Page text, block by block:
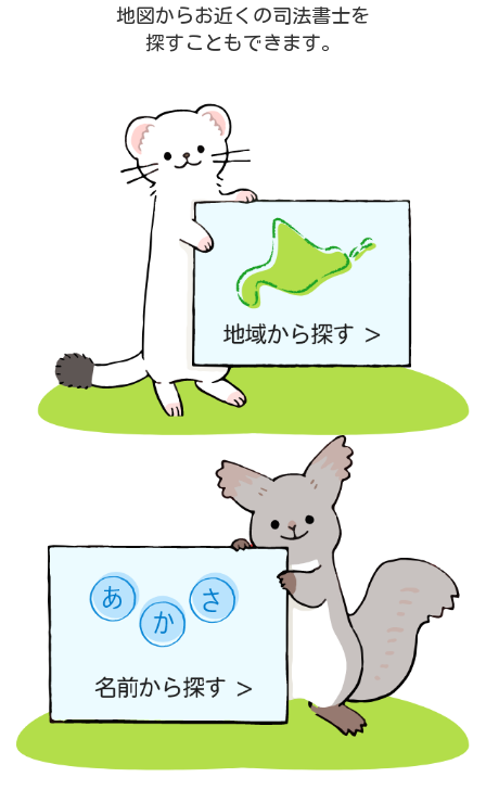
地図からお近くの司法書士を
探すこともできます。